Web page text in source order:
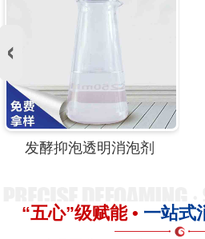
发酵抑泡透明消泡剂
“五心”级赋能 • 一站式